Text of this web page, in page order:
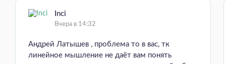
Inci
Вчера в 14:32
Андрей Латышев , проблема то в вас, тк
линейное мышление не даёт вам понять